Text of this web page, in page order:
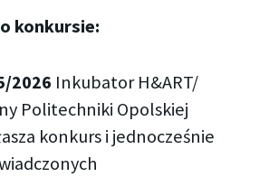
konkursie:
2026 Inkubator H&ART/
Politechniki Opolskiej
konkurs i jednocześnie